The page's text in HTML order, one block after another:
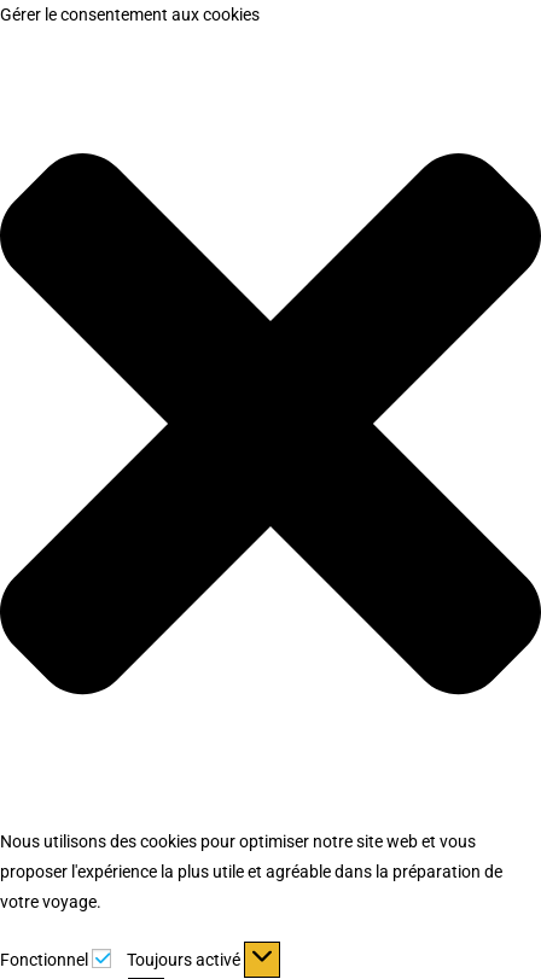
Gérer le consentement aux cookies
Nous utilisons des cookies pour optimiser notre site web et vous
proposer l'expérience la plus utile et agréable dans la préparation de
votre voyage.
Fonctionnel Fonctionnel
Toujours activé